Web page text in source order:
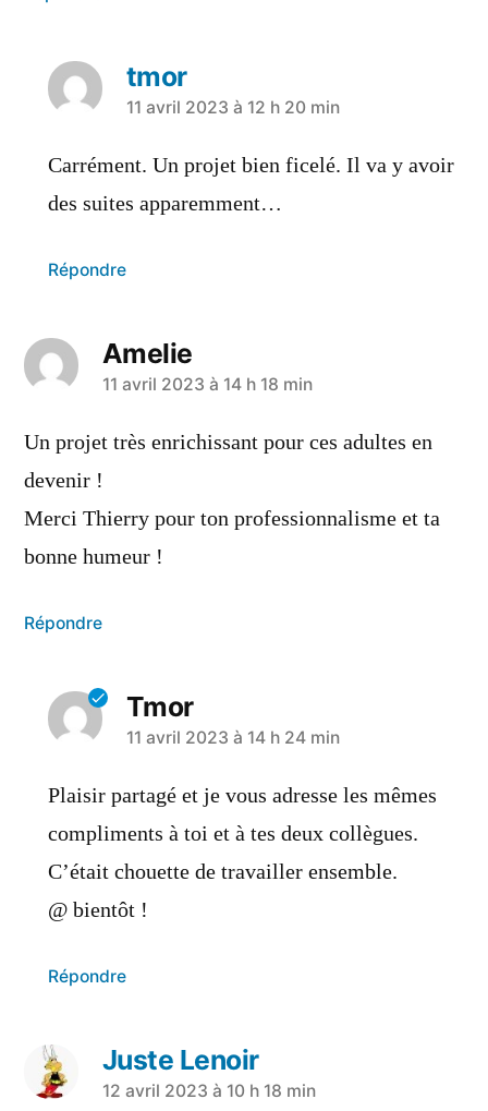
tmor
11 avril 2023 à 12 h 20 min
Carrément. Un projet bien ficelé. Il va y avoir
des suites apparemment…
Répondre
Amelie
11 avril 2023 à 14 h 18 min
Un projet très enrichissant pour ces adultes en
devenir !
Merci Thierry pour ton professionnalisme et ta
bonne humeur !
Répondre
Tmor
11 avril 2023 à 14 h 24 min
Plaisir partagé et je vous adresse les mêmes
compliments à toi et à tes deux collègues.
C’était chouette de travailler ensemble.
@ bientôt !
Répondre
Juste Lenoir
12 avril 2023 à 10 h 18 min